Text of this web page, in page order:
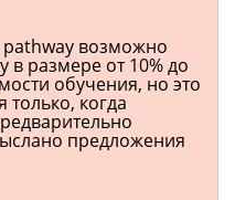
возможно
в размере от 10% до
обучения, но это
только, когда
предложения